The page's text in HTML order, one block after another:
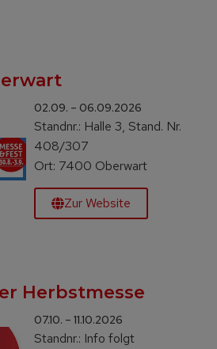
02.09. – 06.09.2026
Standnr.: Halle 3, Stand. Nr.
408/307
Ort: 7400 Oberwart
Zur Website
Herbstmesse
07.10. – 11.10.2026
Standnr.: Info folgt